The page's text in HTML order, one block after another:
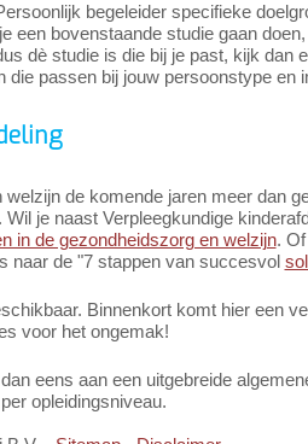
begeleider specifieke
een bovenstaande studie gaan
dè studie is die bij je past, kijk dan
passen bij jouw persoonstype en
de komende jaren meer dan
je naast Verpleegkundige
in de gezondheidszorg en welzijn. Of
naar de "7 stappen van succesvol
Binnenkort komt hier een
voor het ongemak!
eens aan een uitgebreide
opleidingsniveau.